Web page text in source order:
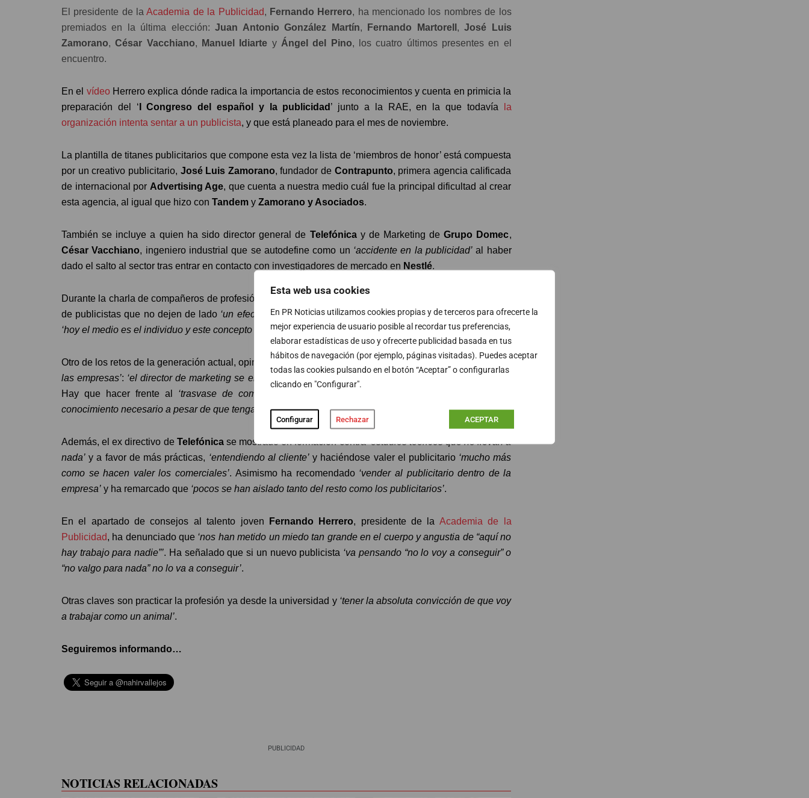
Esta web usa cookies
En PR Noticias utilizamos cookies propias y de terceros para ofrecerte la
mejor experiencia de usuario posible al recordar tus preferencias,
elaborar estadísticas de uso y ofrecerte publicidad basada en tus
hábitos de navegación (por ejemplo, páginas visitadas). Puedes aceptar
todas las cookies pulsando en el botón “Aceptar” o configurarlas
clicando en "Configurar".
Configurar Rechazar ACEPTAR
El presidente de laAcademia de la Publicidad, Fernando Herrero, ha mencionado los nombres de los
premiados en la última elección:Juan Antonio González Martín, Fernando Martorell ,José Luis
Zamorano,César Vacchiano, Manuel Idiarte y Ángel del Pino, los cuatro últimos presentes en el
encuentro.
En el vídeoHerrero explica dónde radica la importancia de estos reconocimientos y cuenta en primicia la
preparación del ‘ I Congreso del español y la publicidad ’ junto a la RAE, en la que todavía
la
organización intenta sentar a un publicista, y que está planeado para el mes de noviembre.
La plantilla de titanes publicitarios que compone esta vez la lista de ‘miembros de honor’ está compuesta
por un creativo publicitario, José Luis Zamorano, fundador de Contrapunto, primera agencia calificada
de internacional por Advertising Age, que cuenta a nuestra medio cuál fue la principal dificultad al crear
esta agencia, al igual que hizo con Tandem y Zamorano y Asociados.
También se incluye a quien ha sido director general de Telefónicay de Marketing deGrupo Domec,
César Vacchiano, ingeniero industrial que se autodefine como un ‘accidente en la publicidad’al haber
dado el salto al sector tras entrar en contacto con investigadores de mercado en Nestlé.
Durante la charla de compañeros de profesión
de publicistas que no dejen de lado ‘un efecto que nace de los cambios tecnológicos’: el hecho de que
‘hoy el medio es el individuo y este concepto abarca la publicidad’.
Otro de los retos de la generación actual, opina, es la actual
‘pérdida de valor del director de marketing en
las empresas’: ‘el director de marketing se entera de ello como un “tato” y el precio lo fija un financiero’
Hay que hacer frente al ‘trasvase de competencias’
conocimiento necesario a pesar de que tengan la arrogancia de este sector’
Además, el ex directivo de Telefónicase mostrado en formación contra ‘estudios teóricos que no llevan a
nada’ y a favor de más prácticas, ‘entendiendo al cliente’y haciéndose valer el publicitario ‘mucho más
como se hacen valer los comerciales’. Asimismo ha recomendado ‘vender al publicitario dentro de la
empresa’ y ha remarcado que ‘pocos se han aislado tanto del resto como los publicitarios’.
En el apartado de consejos al talento joven Fernando Herrero, presidente de la Academia de la
Publicidad, ha denunciado que ‘nos han metido un miedo tan grande en el cuerpo y angustia de “aquí no
hay trabajo para nadie”’. Ha señalado que si un nuevo publicista ‘va pensando “no lo voy a conseguir” o
“no valgo para nada” no lo va a conseguir’.
Otras claves son practicar la profesión ya desde la universidad y ‘tener la absoluta convicción de que voy
a trabajar como un animal’.
Seguiremos informando…
PUBLICIDAD
NOTICIAS RELACIONADAS